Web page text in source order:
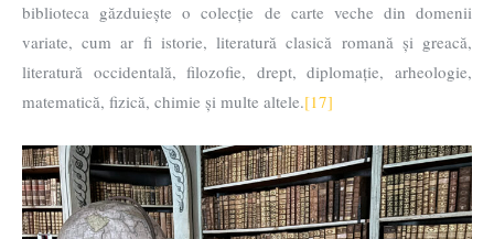
biblioteca găzduiește o colecție de carte veche din domenii
variate, cum ar fi istorie, literatură clasică romană și greacă,
literatură occidentală, filozofie, drept, diplomație, arheologie,
matematică, fizică, chimie și multe altele.[17]